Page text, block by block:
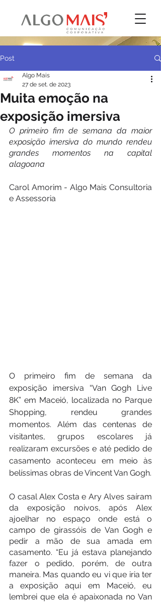
Post
Muita emoção na
exposição imersiva
Algo Mais
27 de set. de 2023
O primeiro fim de semana da maior
exposição imersiva do mundo rendeu
grandes momentos na capital
alagoana
Carol Amorim - Algo Mais Consultoria
e Assessoria
O primeiro fim de semana da
exposição imersiva “Van Gogh Live
8K” em Maceió, localizada no Parque
Shopping, rendeu grandes
momentos. Além das centenas de
visitantes, grupos escolares já
realizaram excursões e até pedido de
casamento aconteceu em meio às
belíssimas obras de Vincent Van Gogh.
O casal Alex Costa e Ary Alves saíram
da exposição noivos, após Alex
ajoelhar no espaço onde está o
campo de girassóis de Van Gogh e
pedir a mão de sua amada em
casamento. “Eu já estava planejando
fazer o pedido, porém, de outra
maneira. Mas quando eu vi que iria ter
a exposição aqui em Maceió, eu
lembrei que ela é apaixonada no Van